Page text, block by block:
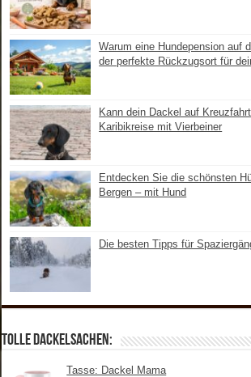
Warum eine Hundepension auf
der perfekte Rückzugsort für
Kann dein Dackel auf
Karibikreise mit Vierbeiner
Entdecken Sie die schönsten
Bergen – mit Hund
Die besten Tipps für
Tolle Dackelsachen:
Tasse: Dackel Mama